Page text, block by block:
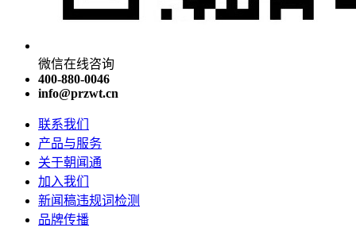
微信在线咨询
400-880-0046
info@przwt.cn
联系我们
产品与服务
关于朝闻通
加入我们
新闻稿违规词检测
品牌传播